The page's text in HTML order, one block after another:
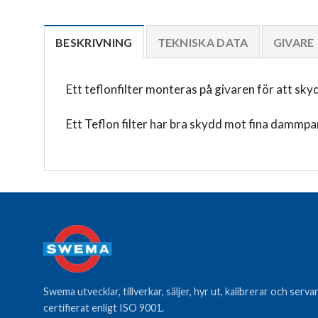
BESKRIVNING TEKNISKA DATA GIVARE
Ett teflonfilter monteras på givaren för att
Ett Teflon filter har bra skydd mot fina
Swema utvecklar, tillverkar, säljer, hyr ut, kalibrerar och
certifierat enligt ISO 9001.